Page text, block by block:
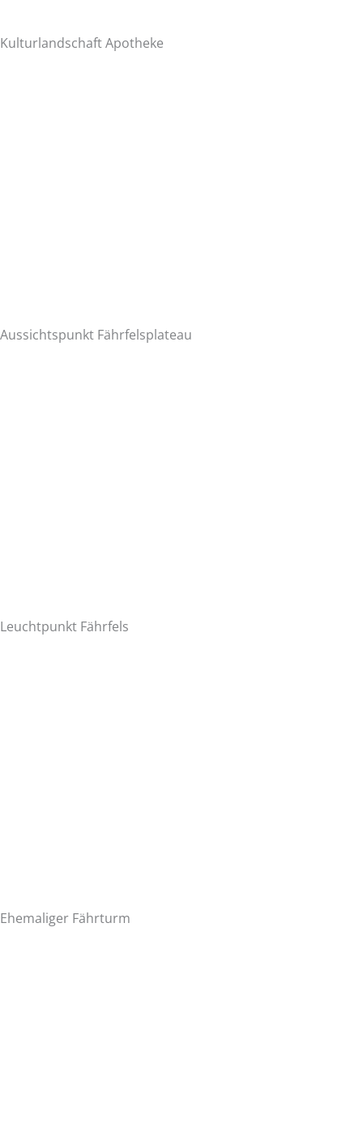
Kulturlandschaft Apotheke
Aussichtspunkt Fährfelsplateau
Leuchtpunkt Fährfels
Ehemaliger Fährturm